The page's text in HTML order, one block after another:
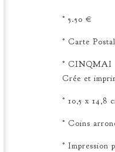
° 5.50 €
° Carte
°
Crée et
° 10,5 x 14,8
° Coins
° Impression